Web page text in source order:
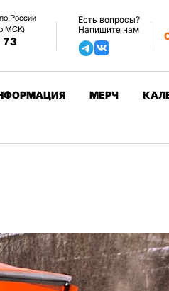
России
МСК)
73
Есть вопросы?
Напишите нам
МЕРЧ